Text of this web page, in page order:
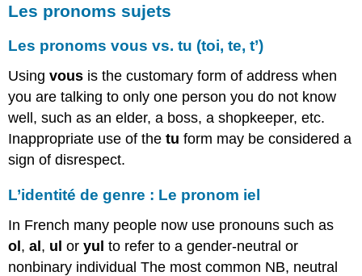
Les pronoms sujets
Les pronoms vous vs.tu (toi, te, t’)
Usingvous is the customary form of address when
you are talking to only one person you do not know
well, such as an elder, a boss, a shopkeeper, etc.
Inappropriate use of thetuform may be considered a
sign of disrespect.
L’identité de genre : Le pronom iel
In French many people now use pronouns such as
ol,al, ul oryul to refer to a gender-neutral or
nonbinary individual The most common NB, neutral